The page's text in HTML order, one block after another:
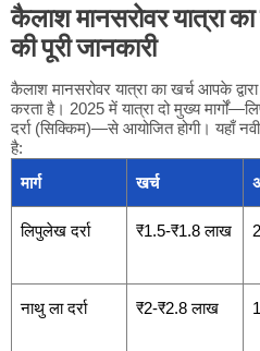
कैलाश मानसरोवर यात्रा
की पूरी जानकारी
कैलाश मानसरोवर यात्रा का खर्च आपके
करता है। 2025 में यात्रा दो मुख्य
दर्रा (सिक्किम)—से आयोजित होगी। यहाँ
है:
मार्ग
खर्च
लिपुलेख दर्रा ₹1.5-₹1.8 लाख
नाथु ला दर्रा ₹2-₹2.8 लाख